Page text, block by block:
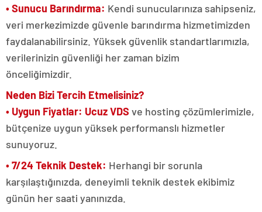
• Sunucu Barındırma: Kendi sunucularınıza sahipseniz,
veri merkezimizde güvenle barındırma hizmetimizden
faydalanabilirsiniz. Yüksek güvenlik standartlarımızla,
verilerinizin güvenliği her zaman bizim
önceliğimizdir.
Neden Bizi Tercih Etmelisiniz?​​​​​​​
• Uygun Fiyatlar: Ucuz VDS ve hosting çözümlerimizle,
bütçenize uygun yüksek performanslı hizmetler
sunuyoruz.
• 7/24 Teknik Destek: Herhangi bir sorunla
karşılaştığınızda, deneyimli teknik destek ekibimiz
günün her saati yanınızda.